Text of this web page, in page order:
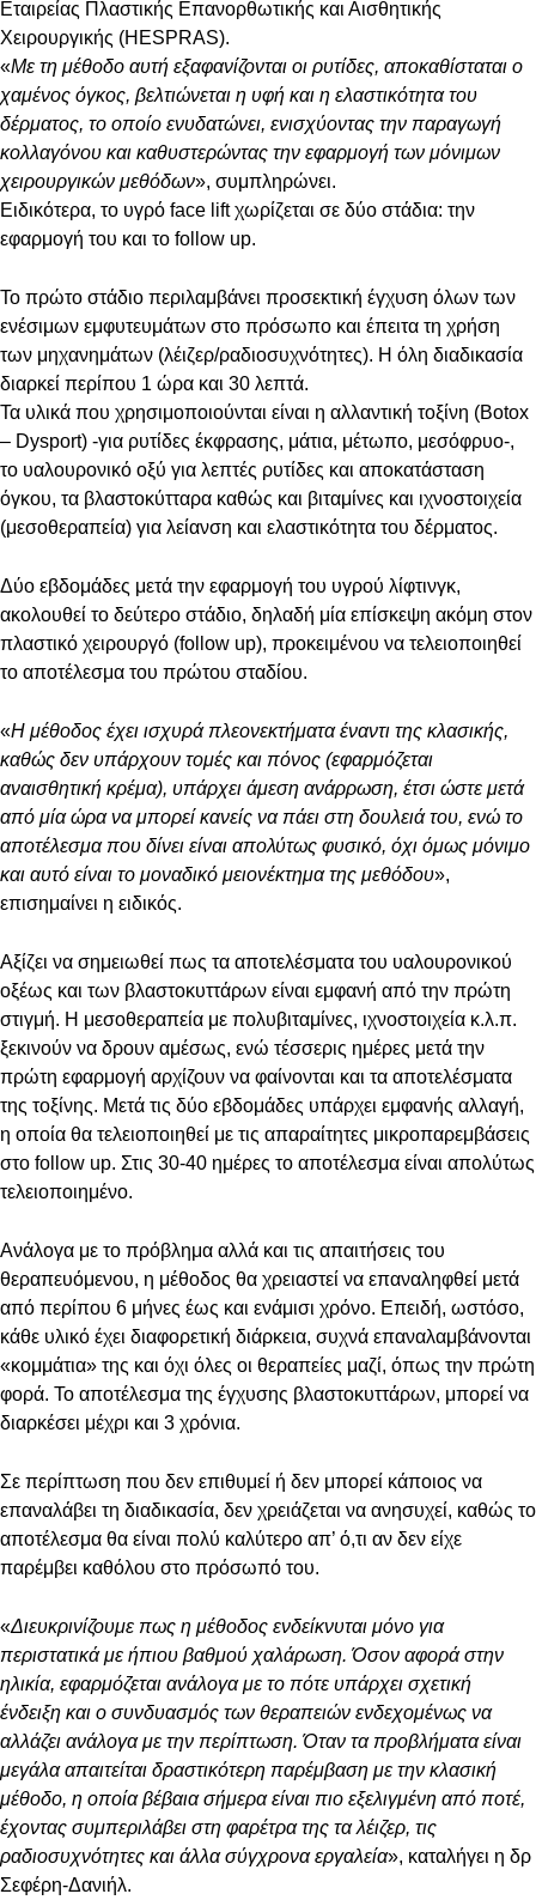
Εταιρείας Πλαστικής Επανορθωτικής και Αισθητικής
Χειρουργικής (HESPRAS).
«Με τη μέθοδο αυτή εξαφανίζονται οι ρυτίδες, αποκαθίσταται ο
χαμένος όγκος, βελτιώνεται η υφή και η ελαστικότητα του
δέρματος, το οποίο ενυδατώνει, ενισχύοντας την παραγωγή
κολλαγόνου και καθυστερώντας την εφαρμογή των μόνιμων
χειρουργικών μεθόδων», συμπληρώνει.
Ειδικότερα, το υγρό face lift χωρίζεται σε δύο στάδια: την
εφαρμογή του και το follow up.
Το πρώτο στάδιο περιλαμβάνει προσεκτική έγχυση όλων των
ενέσιμων εμφυτευμάτων στο πρόσωπο και έπειτα τη χρήση
των μηχανημάτων (λέιζερ/ραδιοσυχνότητες). Η όλη διαδικασία
διαρκεί περίπου 1 ώρα και 30 λεπτά.
Τα υλικά που χρησιμοποιούνται είναι η αλλαντική τοξίνη (Botox
– Dysport) -για ρυτίδες έκφρασης, μάτια, μέτωπο, μεσόφρυο-,
το υαλουρονικό οξύ για λεπτές ρυτίδες και αποκατάσταση
όγκου, τα βλαστοκύτταρα καθώς και βιταμίνες και ιχνοστοιχεία
(μεσοθεραπεία) για λείανση και ελαστικότητα του δέρματος.
Δύο εβδομάδες μετά την εφαρμογή του υγρού λίφτινγκ,
ακολουθεί το δεύτερο στάδιο, δηλαδή μία επίσκεψη ακόμη στον
πλαστικό χειρουργό (follow up), προκειμένου να τελειοποιηθεί
το αποτέλεσμα του πρώτου σταδίου.
«Η μέθοδος έχει ισχυρά πλεονεκτήματα έναντι της κλασικής,
καθώς δεν υπάρχουν τομές και πόνος (εφαρμόζεται
αναισθητική κρέμα), υπάρχει άμεση ανάρρωση, έτσι ώστε μετά
από μία ώρα να μπορεί κανείς να πάει στη δουλειά του, ενώ το
αποτέλεσμα που δίνει είναι απολύτως φυσικό, όχι όμως μόνιμο
και αυτό είναι το μοναδικό μειονέκτημα της μεθόδου»,
επισημαίνει η ειδικός.
Αξίζει να σημειωθεί πως τα αποτελέσματα του υαλουρονικού
οξέως και των βλαστοκυττάρων είναι εμφανή από την πρώτη
στιγμή. Η μεσοθεραπεία με πολυβιταμίνες, ιχνοστοιχεία κ.λ.π.
ξεκινούν να δρουν αμέσως, ενώ τέσσερις ημέρες μετά την
πρώτη εφαρμογή αρχίζουν να φαίνονται και τα αποτελέσματα
της τοξίνης. Μετά τις δύο εβδομάδες υπάρχει εμφανής αλλαγή,
η οποία θα τελειοποιηθεί με τις απαραίτητες μικροπαρεμβάσεις
στο follow up. Στις 30-40 ημέρες το αποτέλεσμα είναι απολύτως
τελειοποιημένο.
Ανάλογα με το πρόβλημα αλλά και τις απαιτήσεις του
θεραπευόμενου, η μέθοδος θα χρειαστεί να επαναληφθεί μετά
από περίπου 6 μήνες έως και ενάμισι χρόνο. Επειδή, ωστόσο,
κάθε υλικό έχει διαφορετική διάρκεια, συχνά επαναλαμβάνονται
«κομμάτια» της και όχι όλες οι θεραπείες μαζί, όπως την πρώτη
φορά. Το αποτέλεσμα της έγχυσης βλαστοκυττάρων, μπορεί να
διαρκέσει μέχρι και 3 χρόνια.
Σε περίπτωση που δεν επιθυμεί ή δεν μπορεί κάποιος να
επαναλάβει τη διαδικασία, δεν χρειάζεται να ανησυχεί, καθώς το
αποτέλεσμα θα είναι πολύ καλύτερο απ’ ό,τι αν δεν είχε
παρέμβει καθόλου στο πρόσωπό του.
«Διευκρινίζουμε πως η μέθοδος ενδείκνυται μόνο για
περιστατικά με ήπιου βαθμού χαλάρωση. Όσον αφορά στην
ηλικία, εφαρμόζεται ανάλογα με το πότε υπάρχει σχετική
ένδειξη και ο συνδυασμός των θεραπειών ενδεχομένως να
αλλάζει ανάλογα με την περίπτωση. Όταν τα προβλήματα είναι
μεγάλα απαιτείται δραστικότερη παρέμβαση με την κλασική
μέθοδο, η οποία βέβαια σήμερα είναι πιο εξελιγμένη από ποτέ,
έχοντας συμπεριλάβει στη φαρέτρα της τα λέιζερ, τις
ραδιοσυχνότητες και άλλα σύγχρονα εργαλεία», καταλήγει η δρ
Σεφέρη-Δανιήλ.